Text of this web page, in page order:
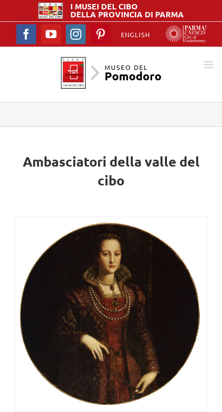
I MUSEI DELCIBO
DELLA PROVINCIA DI PARMA
ENGLISH
FacebookYouTubeInstagramPinterest
MUSEO DEL
Pomodoro
Ambasciatori della valle del
cibo